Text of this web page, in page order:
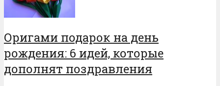
Оригами подарок на день
рождения: 6 идей, которые
дополнят поздравления